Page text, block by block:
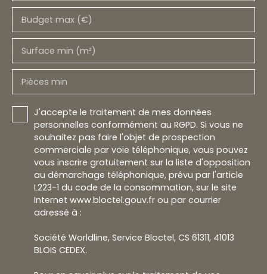
Budget max (€)
Surface min (m²)
Pièces min
J'accepte le traitement de mes données
personnelles conformément au RGPD. Si vous ne
souhaitez pas faire l'objet de prospection
commerciale par voie téléphonique, vous pouvez
vous inscrire gratuitement sur la liste d'opposition
au démarchage téléphonique, prévu par l'article
L223-1 du code de la consommation, sur le site
Internet www.bloctel.gouv.fr ou par courrier
adressé à :
Société Worldline, Service Bloctel, CS 61311, 41013
BLOIS CEDEX.